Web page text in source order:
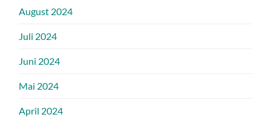
August 2024
Juli 2024
Juni 2024
Mai 2024
April 2024